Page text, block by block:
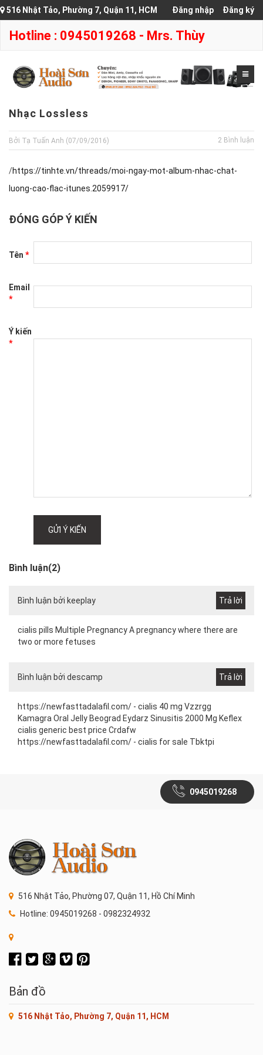
516 Nhật Tảo, Phường 7, Quận 11, HCM Đăng nhập Đăng ký
Hotline : 0945019268 - Mrs. Thùy
Nhạc Lossless
Bởi Tạ Tuấn Anh (07/09/2016) 2 Bình luận
/https://tinhte.vn/threads/moi-ngay-mot-album-nhac-chat-
luong-cao-flac-itunes.2059917/
ĐÓNG GÓP Ý KIẾN
Tên *
Email
*
Ý kiến
*
GỬI Ý KIẾN
Bình luận(2)
Bình luận bởi keeplay
cialis pills Multiple Pregnancy A pregnancy where there are
two or more fetuses
Bình luận bởi descamp
https://newfasttadalafil.com/ - cialis 40 mg Vzzrgg
Kamagra Oral Jelly Beograd Eydarz Sinusitis 2000 Mg Keflex
cialis generic best price Crdafw
https://newfasttadalafil.com/ - cialis for sale Tbktpi
0945019268
516 Nhật Tảo, Phường 07, Quận 11, Hồ Chí Minh
Hotline: 0945019268 - 0982324932
Bản đồ
516 Nhật Tảo, Phường 7, Quận 11, HCM